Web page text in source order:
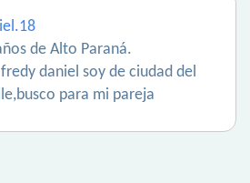
de Alto Paraná.
daniel soy de ciudad del
para mi pareja